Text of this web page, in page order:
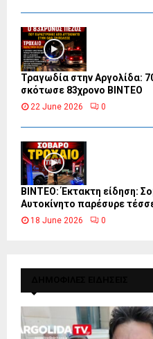
Τραγωδία στην Αργολίδα:
σκότωσε 83χρονο ΒΙΝΤΕΟ
22 June 2026 0
ΒΙΝΤΕΟ: Έκτακτη είδηση:
Αυτοκίνητο παρέσυρε
18 June 2026 0